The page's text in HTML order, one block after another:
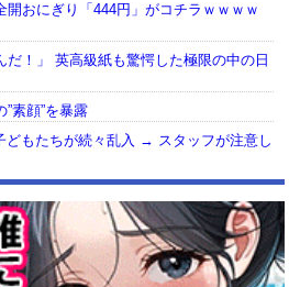
開おにぎり「444円」がコチラｗｗｗｗ
！」 英高級紙も驚愕した極限の中の日
素顔”を暴露
どもたちが続々乱入 → スタッフが注意し